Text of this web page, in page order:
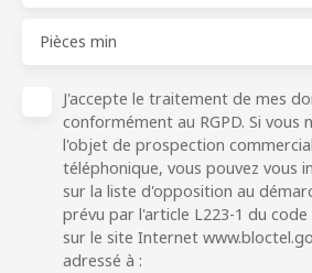
Pièces min
J'accepte le traitement de mes
conformément au RGPD. Si vous
l'objet de prospection
téléphonique, vous pouvez vous
sur la liste d'opposition au
prévu par l'article L223-1 du
sur le site Internet
adressé à :